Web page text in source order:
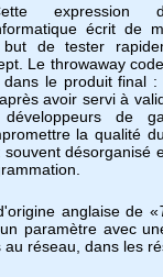
expression
écrit de
de tester
Le throwaway
le produit final
avoir servi à
de
la qualité
désorganisé
anglaise de «
paramètre avec
réseau, dans les